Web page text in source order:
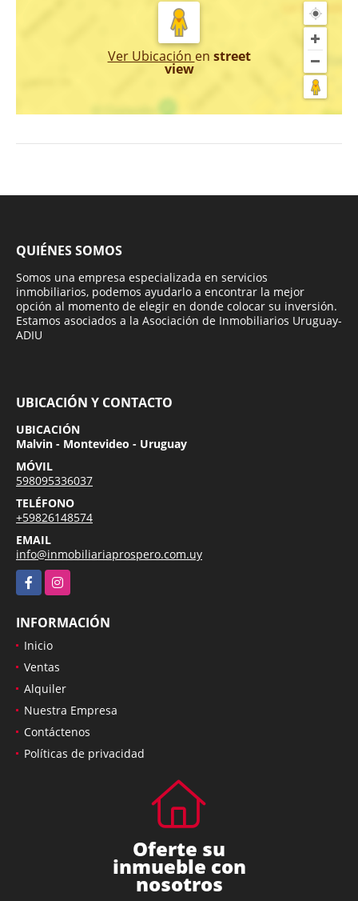
Ver Ubicación en street
view
QUIÉNES SOMOS
Somos una empresa especializada en servicios
inmobiliarios, podemos ayudarlo a encontrar la mejor
opción al momento de elegir en donde colocar su inversión.
Estamos asociados a la Asociación de Inmobiliarios Uruguay-
ADIU
UBICACIÓN Y CONTACTO
UBICACIÓN
Malvin - Montevideo - Uruguay
MÓVIL
598095336037
TELÉFONO
+59826148574
EMAIL
info@inmobiliariaprospero.com.uy
FacebookInstagram
INFORMACIÓN
Inicio
Ventas
Alquiler
Nuestra Empresa
Contáctenos
Políticas de privacidad
Oferte su
inmueble con
nosotros